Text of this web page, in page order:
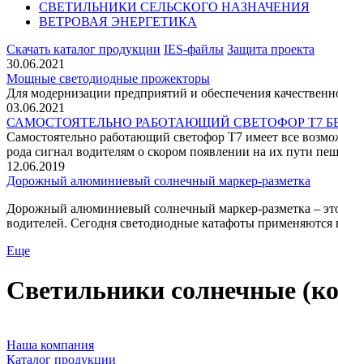
СВЕТИЛЬНИКИ СЕЛЬСКОГО НАЗНАЧЕНИЯ
ВЕТРОВАЯ ЭНЕРГЕТИКА
Скачать каталог продукции IES-файлы Защита проекта
30.06.2021
Мощные светодиодные прожекторы
Для модернизации предприятий и обеспечения
03.06.2021
САМОСТОЯТЕЛЬНО РАБОТАЮЩИЙ СВЕТОФОР Т7
Самостоятельно работающий светофор Т7 имеет все
рода сигнал водителям о скором появлении на их пути
12.06.2019
Дорожный алюминиевый солнечный маркер-разметка
Дорожный алюминиевый солнечный маркер-разметка –
водителей. Сегодня светодиодные катафоты
Еще
Светильники солнечные
Наша компания
Каталог продукции